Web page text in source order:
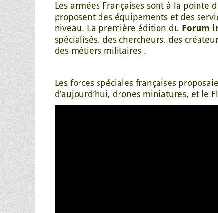
Les armées Françaises sont à la pointe
proposent des équipements et des
niveau. La première édition du Forum
spécialisés, des chercheurs, des
des métiers militaires .
Les forces spéciales françaises
d’aujourd’hui, drones miniatures, et